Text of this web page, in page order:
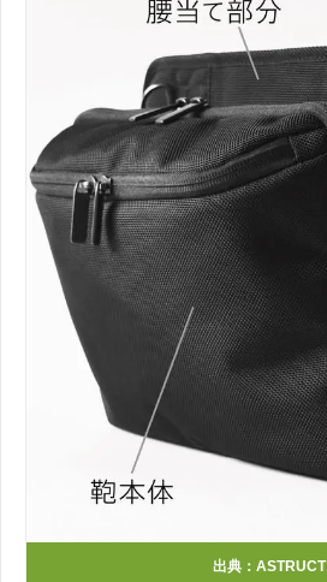
出典：ASTRUCT